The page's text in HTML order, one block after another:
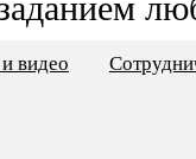
видео